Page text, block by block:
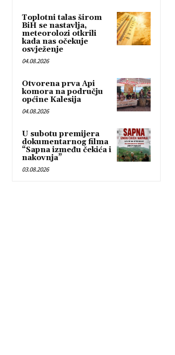
Toplotni talas širom
BiH se nastavlja,
meteorolozi otkrili
kada nas očekuje
osvježenje
04.08.2026
Otvorena prva Api
komora na području
općine Kalesija
04.08.2026
U subotu premijera
dokumentarnog filma
“Sapna između čekića i
nakovnja”
03.08.2026